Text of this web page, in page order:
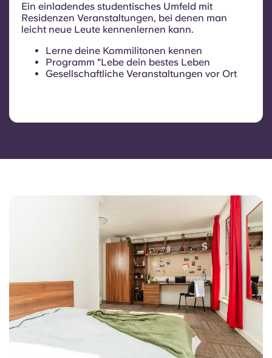
Ein einladendes studentisches Umfeld mit
Residenzen Veranstaltungen, bei denen man
leicht neue Leute kennenlernen kann.
Lerne deine Kommilitonen kennen
Programm "Lebe dein bestes Leben
Gesellschaftliche Veranstaltungen vor Ort